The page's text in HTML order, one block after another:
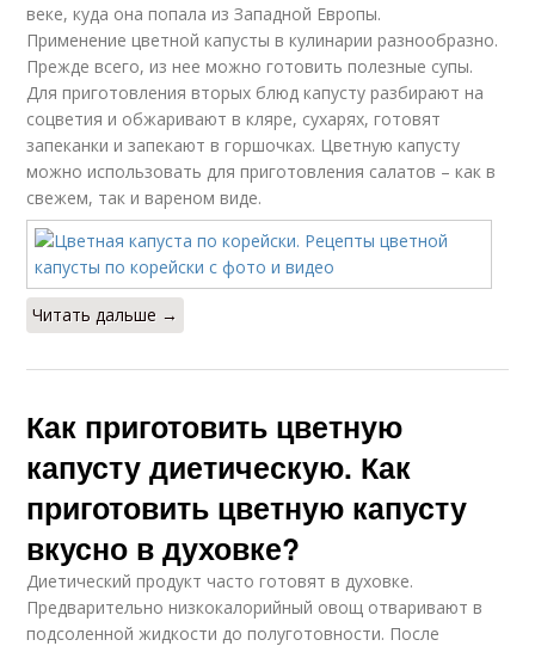
веке, куда она попала из Западной Европы.
Применение цветной капусты в кулинарии разнообразно.
Прежде всего, из нее можно готовить полезные супы.
Для приготовления вторых блюд капусту разбирают на
соцветия и обжаривают в кляре, сухарях, готовят
запеканки и запекают в горшочках. Цветную капусту
можно использовать для приготовления салатов – как в
свежем, так и вареном виде.
Читать дальше →
Как приготовить цветную
капусту диетическую. Как
приготовить цветную капусту
вкусно в духовке?
Диетический продукт часто готовят в духовке.
Предварительно низкокалорийный овощ отваривают в
подсоленной жидкости до полуготовности. После